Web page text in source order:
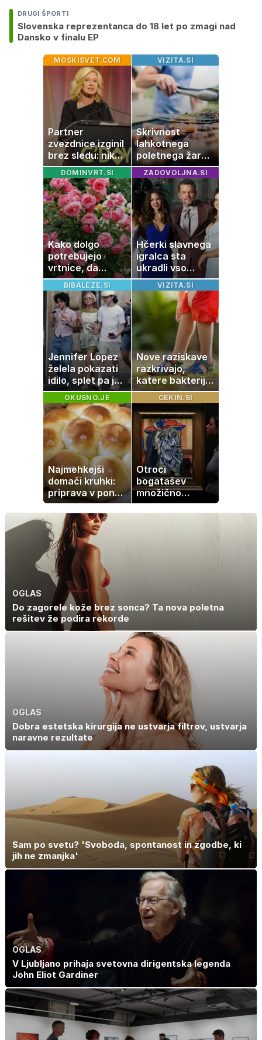
DRUGI ŠPORTI
Slovenska reprezentanca do 18 let po zmagi nad
Dansko v finalu EP
MOSKISVET.COM
Partner
zvezdnice izginil
brez sledu: nikoli
ga niso našli,
nato je prišla še
ena tragedija
VIZITA.SI
Skrivnost
lahkotnega
poletnega žara,
po katerem ne
boste
potrebovali
popoldanskega
spanca
DOMINVRT.SI
Kako dolgo
potrebujejo
vrtnice, da
zrastejo? Vse o
rasti, cvetenju in
negi vrtnic
ZADOVOLJNA.SI
Hčerki slavnega
igralca sta
ukradli vso
pozornost
BIBALEZE.SI
Jennifer Lopez
želela pokazati
idilo, splet pa je
razburila ena
stvar
VIZITA.SI
Nove raziskave
razkrivajo,
katere bakterije
na koži privlačijo
komarje
OKUSNO.JE
Najmehkejši
domači kruhki:
priprava v ponvi
je trik za popoln
rezultat
CEKIN.SI
Otroci
bogatašev
množično
prodajajo
družinske
OGLAS
Do zagorele kože brez sonca? Ta nova poletna
rešitev že podira rekorde
OGLAS
Dobra estetska kirurgija ne ustvarja filtrov, ustvarja
naravne rezultate
Sam po svetu? 'Svoboda, spontanost in zgodbe, ki
jih ne zmanjka'
OGLAS
V Ljubljano prihaja svetovna dirigentska legenda
John Eliot Gardiner